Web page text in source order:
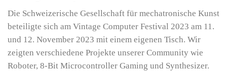
Die Schweizerische Gesellschaft für mechatronische Kunst
beteiligte sich am Vintage Computer Festival 2023 am 11.
und 12. November 2023 mit einem eigenen Tisch. Wir
zeigten verschiedene Projekte unserer Community wie
Roboter, 8-Bit Microcontroller Gaming und Synthesizer.